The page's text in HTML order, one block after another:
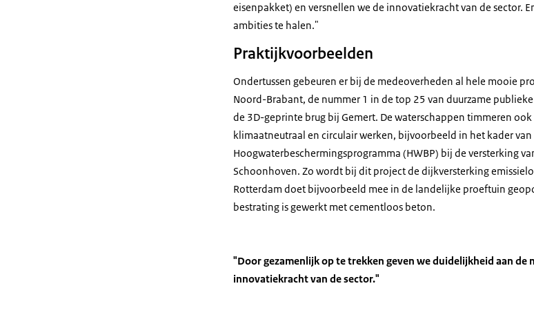
eisenpakket) en versnellen we de innovatiekracht van de sector.
ambities te halen."
Praktijkvoorbeelden
Ondertussen gebeuren er bij de medeoverheden al hele mooie
Noord-Brabant, de nummer 1 in de top 25 van duurzame
de 3D-geprinte brug bij Gemert. De waterschappen timmeren
klimaatneutraal en circulair werken, bijvoorbeeld in het kader
Hoogwaterbeschermingsprogramma (HWBP) bij de versterking
Schoonhoven. Zo wordt bij dit project de dijkversterking
Rotterdam doet bijvoorbeeld mee in de landelijke proeftuin
bestrating is gewerkt met cementloos beton.
"Door gezamenlijk op te trekken geven we duidelijkheid aan de
innovatiekracht van de sector."